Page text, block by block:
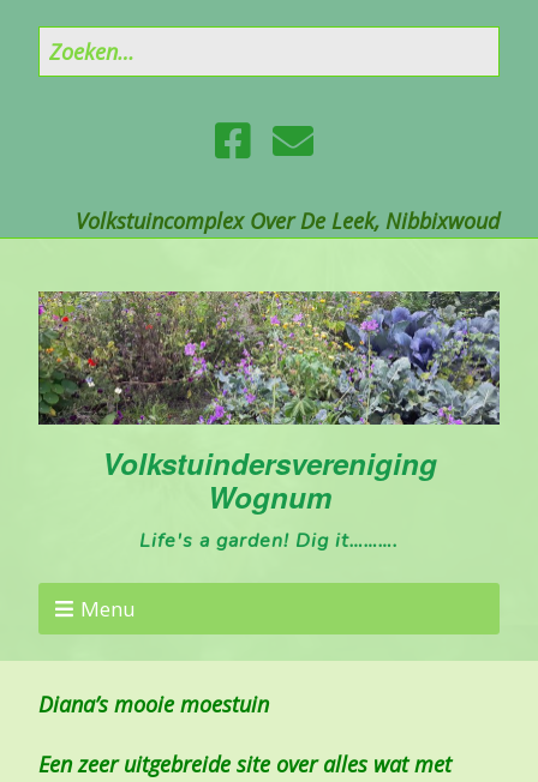
Volkstuincomplex Over De Leek, Nibbixwoud
Volkstuindersvereniging
Wognum
Life's a garden! Dig it……….
Menu
Diana’s mooie moestuin
Een zeer uitgebreide site over alles wat met